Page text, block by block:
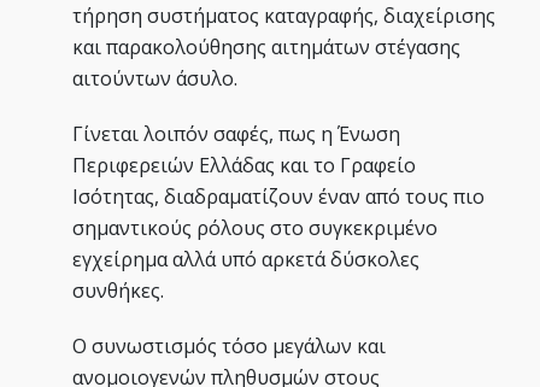
τήρηση συστήματος καταγραφής, διαχείρισης
και παρακολούθησης αιτημάτων στέγασης
αιτούντων άσυλο.
Γίνεται λοιπόν σαφές, πως η Ένωση
Περιφερειών Ελλάδας και το Γραφείο
Ισότητας, διαδραματίζουν έναν από τους πιο
σημαντικούς ρόλους στο συγκεκριμένο
εγχείρημα αλλά υπό αρκετά δύσκολες
συνθήκες.
Ο συνωστισμός τόσο μεγάλων και
ανομοιογενών πληθυσμών στους